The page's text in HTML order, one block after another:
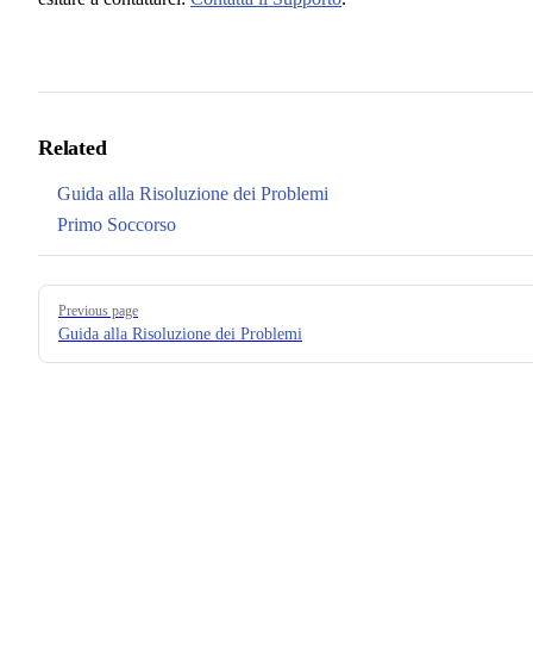
Related
Guida alla Risoluzione dei Problemi
Primo Soccorso
Pager
Previous page
Guida alla Risoluzione dei Problemi